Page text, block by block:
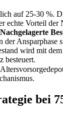
auf 25-30 %.
echte Vorteil der
der Ansparphase
wird mit
besteuert.
bei